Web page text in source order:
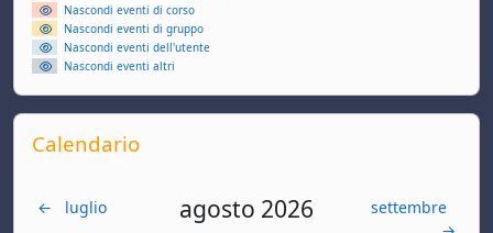
Nascondi eventi di corso
Nascondi eventi di gruppo
Nascondi eventi dell'utente
Nascondi eventi altri
Salta Calendario
Calendario
← luglio agosto 2026
settembre